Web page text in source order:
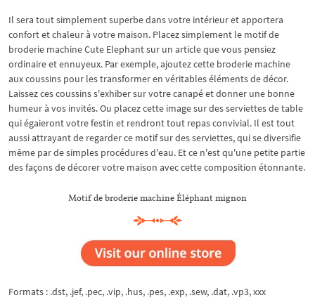
Il sera tout simplement superbe dans votre intérieur et apportera
confort et chaleur à votre maison. Placez simplement le motif de
broderie machine Cute Elephant sur un article que vous pensiez
ordinaire et ennuyeux. Par exemple, ajoutez cette broderie machine
aux coussins pour les transformer en véritables éléments de décor.
Laissez ces coussins s'exhiber sur votre canapé et donner une bonne
humeur à vos invités. Ou placez cette image sur des serviettes de table
qui égaieront votre festin et rendront tout repas convivial. Il est tout
aussi attrayant de regarder ce motif sur des serviettes, qui se diversifie
même par de simples procédures d'eau. Et ce n'est qu'une petite partie
des façons de décorer votre maison avec cette composition étonnante.
Motif de broderie machine Éléphant mignon
Formats : .dst, .jef, .pec, .vip, .hus, .pes, .exp, .sew, .dat, .vp3, xxx